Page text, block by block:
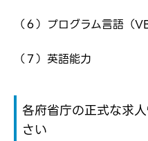
（６）プログラム言語（
（７）英語能力
各府省庁の正式な求
さい